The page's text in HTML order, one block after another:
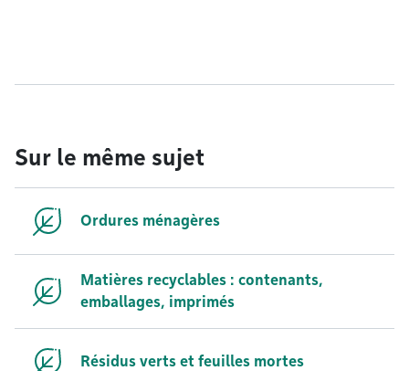
Sur le même sujet
Ordures ménagères
Matières recyclables : contenants,
emballages, imprimés
Résidus verts et feuilles mortes